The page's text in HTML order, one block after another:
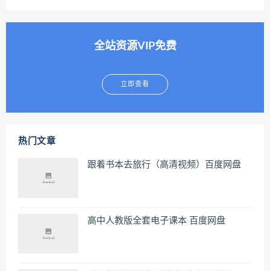
全站资源VIP免费
立即查看
热门文章
跟着书本去旅行（高清视频）百度网盘
高中人教版全套电子课本 百度网盘